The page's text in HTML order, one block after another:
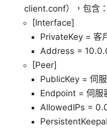
client.conf），包含：
[Interface]
PrivateKey = 客
Address =
[Peer]
PublicKey = 伺
Endpoint = 伺服
AllowedIPs =